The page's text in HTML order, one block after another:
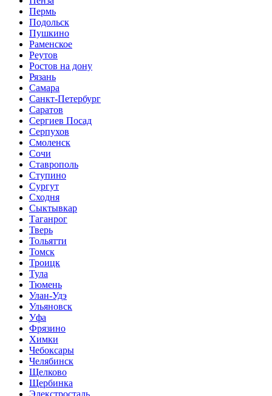
Пермь
Подольск
Пушкино
Раменское
Реутов
Ростов на дону
Рязань
Самара
Санкт-Петербург
Саратов
Сергиев Посад
Серпухов
Смоленск
Сочи
Ставрополь
Ступино
Сургут
Сходня
Сыктывкар
Таганрог
Тверь
Тольятти
Томск
Троицк
Тула
Тюмень
Улан-Удэ
Ульяновск
Уфа
Фрязино
Химки
Чебоксары
Челябинск
Щелково
Щербинка
Элекстросталь